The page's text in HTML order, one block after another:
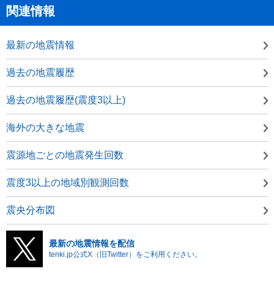
関連情報
最新の地震情報
過去の地震履歴
過去の地震履歴(震度3以上)
海外の大きな地震
震源地ごとの地震発生回数
震度3以上の地域別観測回数
震央分布図
最新の地震情報を配信
tenki.jp公式X（旧Twitter）をご利用ください。